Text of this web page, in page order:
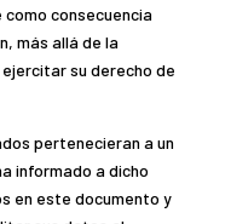
consecuencia
más allá de la
su derecho de
pertenecieran a un
informado a dicho
en este documento y